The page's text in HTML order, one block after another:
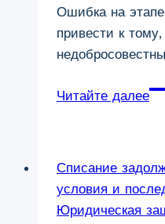
Ошибка на
привести к
Читайте далее
в
от
Списание
условия и
Юридическая